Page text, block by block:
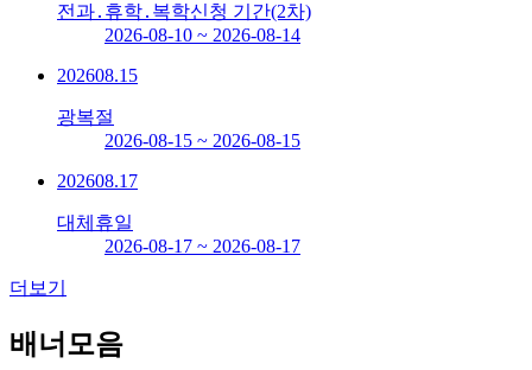
전과․휴학․복학신청 기간(2차)
2026-08-10 ~ 2026-08-14
202608.15
광복절
2026-08-15 ~ 2026-08-15
202608.17
대체휴일
2026-08-17 ~ 2026-08-17
더보기
배너모음